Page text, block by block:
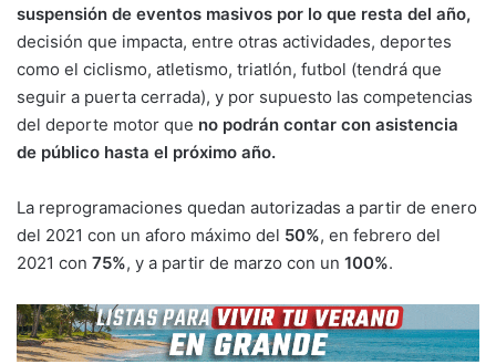
suspensión de eventos masivos por lo que resta del año,
decisión que impacta, entre otras actividades, deportes
como el ciclismo, atletismo, triatlón, futbol (tendrá que
seguir a puerta cerrada), y por supuesto las competencias
del deporte motor que no podrán contar con asistencia
de público hasta el próximo año.
La reprogramaciones quedan autorizadas a partir de enero
del 2021 con un aforo máximo del 50%, en febrero del
2021 con 75%, y a partir de marzo con un 100%.